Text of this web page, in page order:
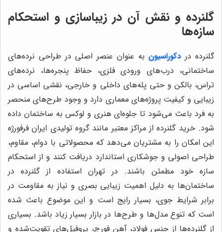
گلنرده و نقش آن در زیباسازی و استحکام
سازه‌ها
گلنرده در دکوراسیون به عنوان عنصر اصلی در طراحی نرده‌های
ساختمانی، درب‌های ورودی فلزی، حفاظ پنجره‌ها، نرده‌های
تراس، بالکن و حتی پله‌های داخلی و خارجی، نقشی اساسی در
زیبایی و کیفیت پروژه‌های معماری دارد و وجود طرح‌های منحصر
به فرد باعث می‌شود تا جلوه‌ای هنری و لوکس به ساختمان داده
شود. خرید گلنرده از مراکز معتبر مانند گروه تولیدی ایران فرفورژه
این امکان را به مشتریان می‌دهد که محصولاتی با دوام، مقاوم،
طراحی اصولی و جوشکاری استاندارد دریافت کنند و از استحکام
سازه خود مطمئن باشند. در تهران استفاده از گلنرده در
ساختمان‌ها به دلیل اهمیت زیبایی بصری و نیاز به مقاومت در
برابر شرایط جوی، بسیار رایج است و این موضوع باعث شده
است که تنوع مدل‌ها و طرح‌ها در بازار بسیار زیاد باشد. بسیاری
از گلنرده‌ها از جنس فولاد، آهن فورج، پروفیل‌های تقویت‌شده و